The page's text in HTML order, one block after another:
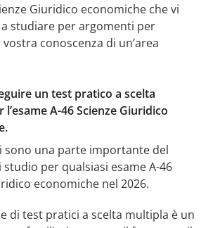
Giuridico economiche che vi
studiare per argomenti per
conoscenza di un’area
un test pratico a scelta
A-46 Scienze Giuridico
sono una parte importante del
studio per qualsiasi esame A-46
economiche nel 2026.
di test pratici a scelta multipla è un